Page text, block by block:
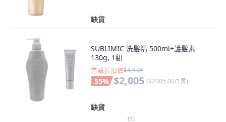
缺貨
SUBLIMIC 洗髮精 500ml+護髮素
130g, 1組
首購折扣價$4,548
55% $2,005 ($2005.00/1套)
缺貨
(1)